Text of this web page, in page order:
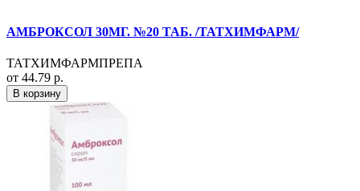
АМБРОКСОЛ 30МГ. №20 ТАБ. /ТАТХИМФАРМ/
ТАТХИМФАРМПРЕПА
от 44.79 р.
В корзину